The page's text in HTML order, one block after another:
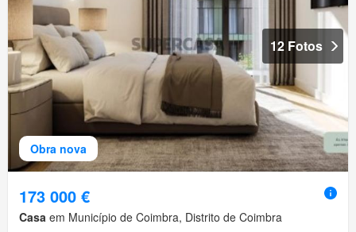
Obra nova
12 Fotos
173 000 €
Casa em Município de Coimbra, Distrito de Coimbra